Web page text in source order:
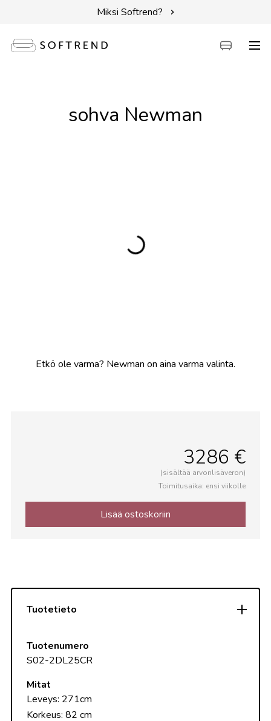
Miksi Softrend?
sohva Newman
Etkö ole varma? Newman on aina varma valinta.
3286 €
(sisältää arvonlisäveron)
Toimitusaika: ensi viikolle
Lisää ostoskoriin
Tuotetieto
Tuotenumero
S02-2DL25CR
Mitat
Leveys: 271cm
Korkeus: 82 cm